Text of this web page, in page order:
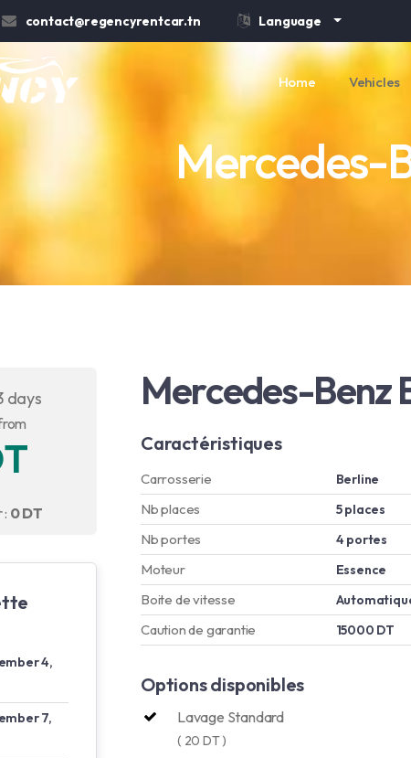
contact@regencyrentcar.tn Language
Home Vehicles
Mercedes-
days
: 0 DT
4,
7,
Mercedes-Benz
Caractéristiques
Carrosserie Berline
Nb places 5 places
Nb portes 4 portes
Moteur Essence
Boite de vitesse
Caution de garantie 15000 DT
Options disponibles
Lavage Standard
( 20 DT )